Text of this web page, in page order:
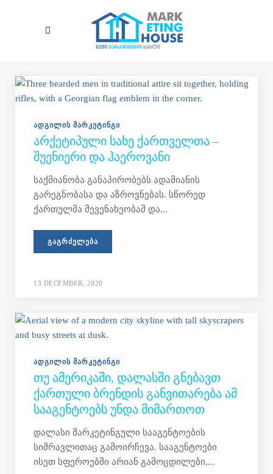
ᲐᲓᲒᲘᲚᲘᲡ ᲛᲐᲠᲙᲔᲢᲘᲜᲒᲘ
ᲐᲠᲥᲔᲢᲘᲞᲣᲚᲘ ᲡᲐᲮᲔ ᲥᲐᲠᲗᲕᲔᲚᲗᲐ –
ᲨᲣᲔᲜᲘᲔᲠᲘ ᲓᲐ ᲰᲐᲔᲠᲝᲕᲐᲜᲘ
საქმიანობა განაპირობებს ადამიანის
გარეგნობასა და აზროვნებას. სწორედ
ქართულმა მევენახეობამ და...
ᲒᲐᲒᲠᲫᲔᲚᲔᲑᲐ
13 DECEMBER, 2020
ᲐᲓᲒᲘᲚᲘᲡ ᲛᲐᲠᲙᲔᲢᲘᲜᲒᲘ
ᲗᲣ ᲐᲛᲔᲠᲘᲙᲐᲨᲘ, ᲓᲐᲚᲐᲡᲨᲘ ᲒᲜᲔᲑᲐᲕᲗ
ᲥᲐᲠᲗᲣᲚᲘ ᲑᲠᲔᲜᲓᲘᲡ ᲒᲐᲜᲕᲘᲗᲐᲠᲔᲑᲐ ᲐᲛ
ᲡᲐᲐᲒᲔᲜᲢᲝᲔᲑᲡ ᲣᲜᲓᲐ ᲛᲘᲛᲐᲠᲗᲝᲗ
დალასი მარკეტინგული სააგენტოების
სიმრავლითაც გამოირჩევა. სააგენტოები
ისეთ სფეროებში არიან გამოცდილები,...